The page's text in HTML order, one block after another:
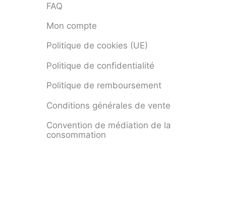
FAQ
Mon compte
Politique de cookies (UE)
Politique de confidentialité
Politique de remboursement
Conditions générales de vente
Convention de médiation de la
consommation